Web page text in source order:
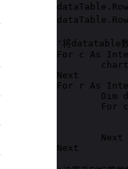
'将datatable数
For c As
Next
For r As
Next